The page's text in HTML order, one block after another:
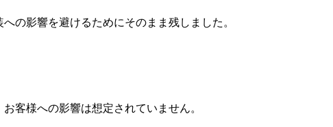
の影響を避けるためにそのまま残しました。
客様への影響は想定されていません。